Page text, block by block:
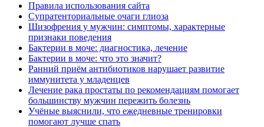
Правила использования сайта
Супратенториальные очаги глиоза
Шизофрения у мужчин: симптомы, характерные
признаки поведения
Бактерии в моче: диагностика, лечение
Бактерии в моче: что это значит?
Ранний приём антибиотиков нарушает развитие
иммунитета у младенцев
Лечение рака простаты по рекомендациям помогает
большинству мужчин пережить болезнь
Учёные выяснили, что ежедневные тренировки
помогают лучше спать